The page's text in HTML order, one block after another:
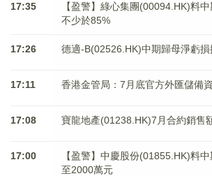
17:35
【盈警】綠心集團(00094.HK)料
不少於85%
17:26 德適-B(02526.HK)中期歸母淨虧
17:11 香港金管局：7月底官方外匯儲備
17:08 寶龍地產(01238.HK)7月合約銷售
17:00
【盈警】中慶股份(01855.HK)料
至2000萬元